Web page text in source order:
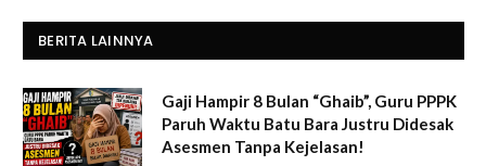
BERITA LAINNYA
Gaji Hampir 8 Bulan “Ghaib”, Guru PPPK
Paruh Waktu Batu Bara Justru Didesak
Asesmen Tanpa Kejelasan!